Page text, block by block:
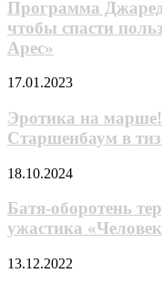
Лето
нарушает
все
правила,
спасти
в
отрывке
«Трона:
Арес»
Программа
чтобы спасти
Арес»
Эротика
марше!
Дмитрий
Нагиев
Анна
в
тизере
«Эскортница»
17.01.2023
Эротика на
Старшенбаум в
Батя-
терроризирует
в
ужастика
18.10.2024
Батя-оборотень
ужастика
Дзюн
13.12.2022